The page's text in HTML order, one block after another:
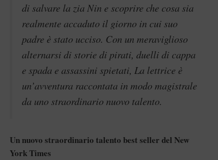
di salvare la zia Nin e scoprire che cosa sia
realmente accaduto il giorno in cui suo
padre è stato ucciso. Con un meraviglioso
alternarsi di storie di pirati, duelli di cappa
e spada e assassini spietati, La lettrice è
un’avventura raccontata in modo magistrale
da uno straordinario nuovo talento.
Un nuovo straordinario talento best seller del New
York Times